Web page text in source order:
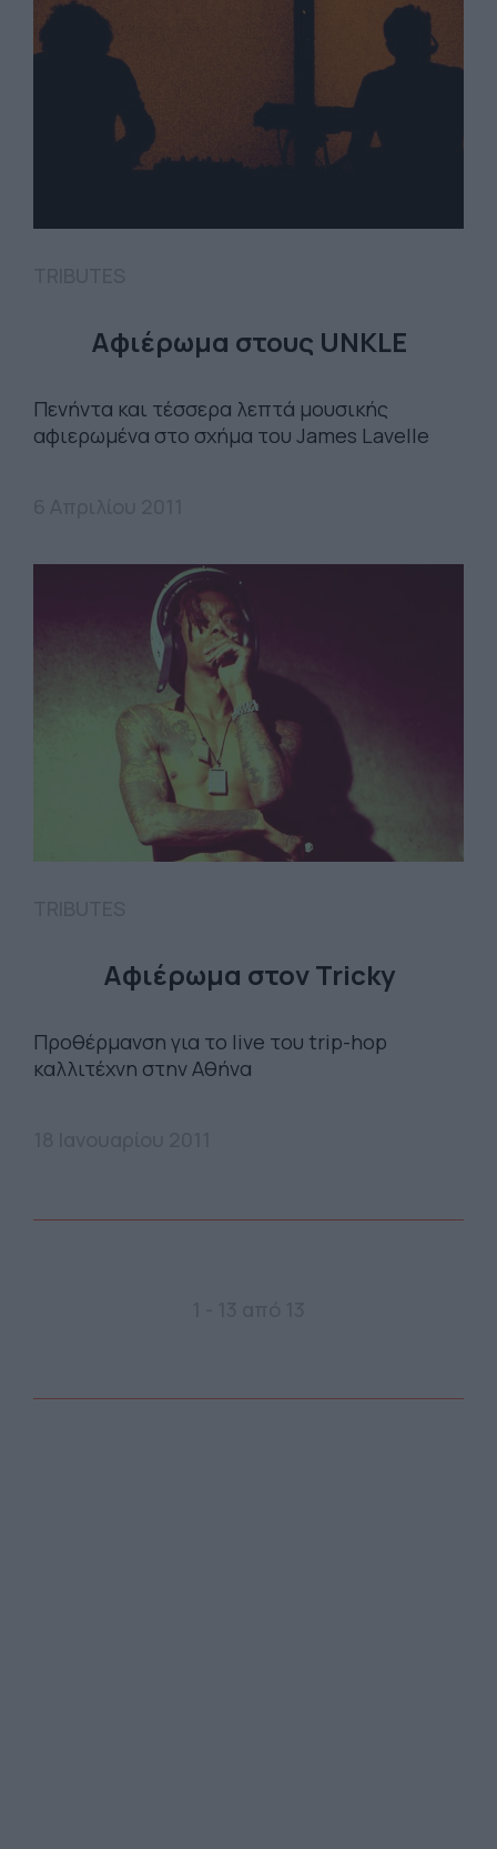
Αφιέρωμα στους UNKLE
Πενήντα και τέσσερα λεπτά μουσικής
αφιερωμένα στο σχήμα του James Lavelle
Αφιέρωμα στον Tricky
Προθέρμανση για το live του trip-hop
καλλιτέχνη στην Αθήνα